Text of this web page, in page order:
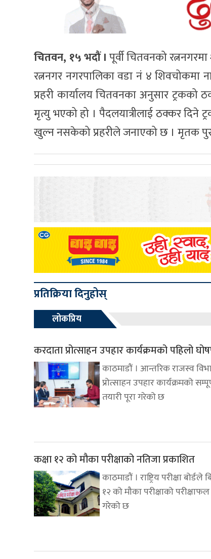
चितवन, १५ भदौं ।पूर्वी चितवनको
रत्ननगर नगरपालिका वडा नं ४ शिवचोकमा
प्रहरी कार्यालय चितवनका अनुसार ट्रकको
मृत्यु भएको हो । पैदलयात्रीलाई ठक्कर दिने
खुल्न नसकेको प्रहरीले जनाएको छ । मृतक
प्रतिक्रिया दिनुहोस्
लोकप्रिय
करदाता प्रोत्साहन उपहार कार्यक्रमको पहिलो
काठमाडौं । आन्तरिक राजस्व
प्रोत्साहन उपहार कार्यक्रमको
तयारी पूरा गरेको छ
कक्षा १२ को मौका परीक्षाको नतिजा प्रकाशित
काठमाडौं । राष्ट्रिय परीक्षा बोर्डले
१२ को मौका परीक्षाको
गरेको छ